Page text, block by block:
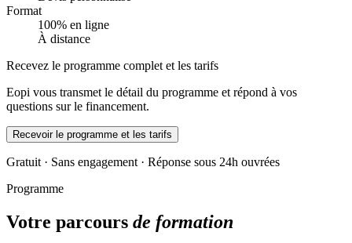
Format
100% en ligne
À distance
Recevez le programme complet et les tarifs
Eopi vous transmet le détail du programme et répond à vos
questions sur le financement.
Recevoir le programme et les tarifs
Gratuit · Sans engagement · Réponse sous 24h ouvrées
Programme
Votre parcours de formation